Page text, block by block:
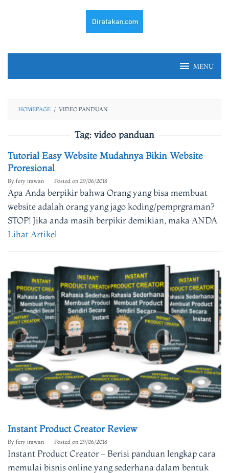
MENU
HOMEPAGE / VIDEO PANDUAN
Tag: video panduan
Tutorial Easy Website Mudahnya Bikin Website
Proresional
By fery irawan Posted on 29/06/2018
Apa Anda berpikir bahwa Orang yang bisa membuat
website adalah orang yang jago koding/pemprgraman?
STOP! Jika anda masih berpikir demikian, maka ANDA
Lihat Artikel
Instant Product Creator Review
By fery irawan Posted on 29/06/2018
Instant Product Creator – Berisi panduan lengkap cara
memulai bisnis online yang sederhana dalam bentuk